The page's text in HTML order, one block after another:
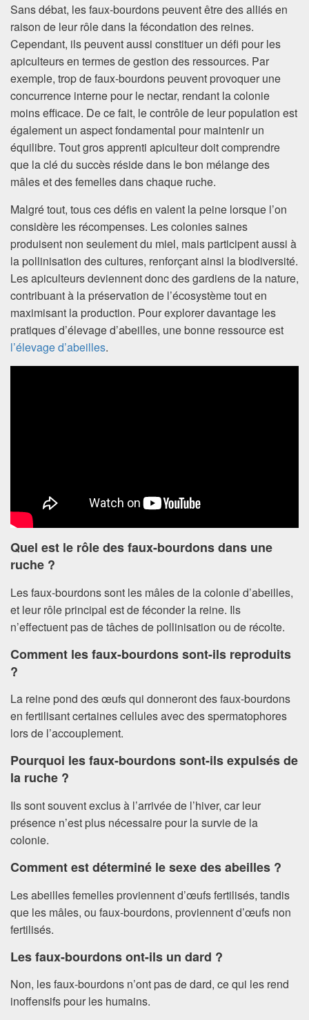
Sans débat, les faux-bourdons peuvent être des alliés en
raison de leur rôle dans la fécondation des reines.
Cependant, ils peuvent aussi constituer un défi pour les
apiculteurs en termes de gestion des ressources. Par
exemple, trop de faux-bourdons peuvent provoquer une
concurrence interne pour le nectar, rendant la colonie
moins efficace. De ce fait, le contrôle de leur population est
également un aspect fondamental pour maintenir un
équilibre. Tout gros apprenti apiculteur doit comprendre
que la clé du succès réside dans le bon mélange des
mâles et des femelles dans chaque ruche.
Malgré tout, tous ces défis en valent la peine lorsque l’on
considère les récompenses. Les colonies saines
produisent non seulement du miel, mais participent aussi à
la pollinisation des cultures, renforçant ainsi la biodiversité.
Les apiculteurs deviennent donc des gardiens de la nature,
contribuant à la préservation de l’écosystème tout en
maximisant la production. Pour explorer davantage les
pratiques d’élevage d’abeilles, une bonne ressource est
l’élevage d’abeilles.
Quel est le rôle des faux-bourdons dans une
ruche ?
Les faux-bourdons sont les mâles de la colonie d’abeilles,
et leur rôle principal est de féconder la reine. Ils
n’effectuent pas de tâches de pollinisation ou de récolte.
Comment les faux-bourdons sont-ils reproduits
?
La reine pond des œufs qui donneront des faux-bourdons
en fertilisant certaines cellules avec des spermatophores
lors de l’accouplement.
Pourquoi les faux-bourdons sont-ils expulsés de
la ruche ?
Ils sont souvent exclus à l’arrivée de l’hiver, car leur
présence n’est plus nécessaire pour la survie de la
colonie.
Comment est déterminé le sexe des abeilles ?
Les abeilles femelles proviennent d’œufs fertilisés, tandis
que les mâles, ou faux-bourdons, proviennent d’œufs non
fertilisés.
Les faux-bourdons ont-ils un dard ?
Non, les faux-bourdons n’ont pas de dard, ce qui les rend
inoffensifs pour les humains.